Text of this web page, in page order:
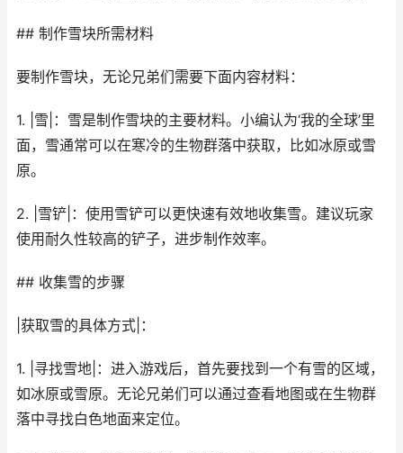
## 制作雪块所需材料
要制作雪块，无论兄弟们需要下面内容材料：
1. |雪|：雪是制作雪块的主要材料。小编认为‘我的全球’里
面，雪通常可以在寒冷的生物群落中获取，比如冰原或雪
原。
2. |雪铲|：使用雪铲可以更快速有效地收集雪。建议玩家
使用耐久性较高的铲子，进步制作效率。
## 收集雪的步骤
|获取雪的具体方式|：
1. |寻找雪地|：进入游戏后，首先要找到一个有雪的区域，
如冰原或雪原。无论兄弟们可以通过查看地图或在生物群
落中寻找白色地面来定位。